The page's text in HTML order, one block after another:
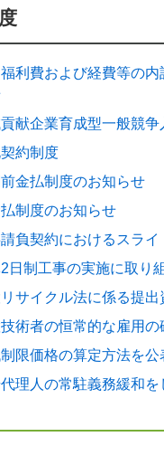
行いました
行いました
行いました
額が変更になりました
加入促進対策を実施し
ています
利費および経費等の
献企業育成型一般競
約制度
金払制度のお知らせ
制度のお知らせ
負契約におけるスライ
日制工事の実施に取り
サイクル法に係る提出
術者の恒常的な雇用の
限価格の算定方法を公
理人の常駐義務緩和を